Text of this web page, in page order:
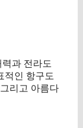
과 전라도
적인 항구도
리고 아름다